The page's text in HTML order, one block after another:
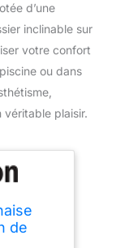
d’une
inclinable sur
votre confort
ou dans
plaisir.
de